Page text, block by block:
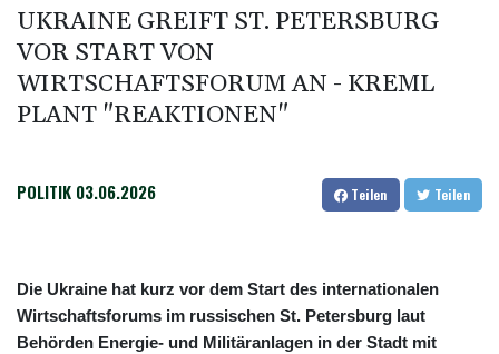
Mindestens zwei Tote bei Bombenexplosion in Kleinbus nahe
Damaskus
Real Madrid verlängert mit Vinicius Jr. bis 2032
UKRAINE GREIFT ST. PETERSBURG
VOR START VON
WIRTSCHAFTSFORUM AN - KREML
PLANT "REAKTIONEN"
POLITIK 03.06.2026 Teilen Teilen
Die Ukraine hat kurz vor dem Start des internationalen
Wirtschaftsforums im russischen St. Petersburg laut
Behörden Energie- und Militäranlagen in der Stadt mit